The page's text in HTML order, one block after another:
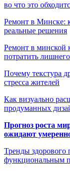
во что это
Ремонт в Минске:
реальные решения
Ремонт в минской
потратить лишнего
Почему текстура
стресса жителей
Как визуально
продуманных
Прогноз роста
ожидают
Тренды здорового
функциональным